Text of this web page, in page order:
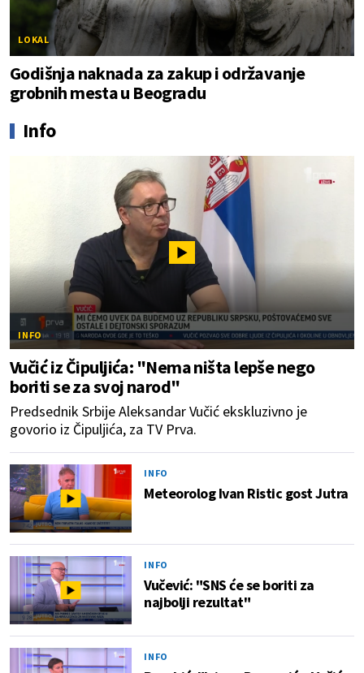
LOKAL
Godišnja naknada za zakup i održavanje
grobnih mesta u Beogradu
Info
INFO
Vučić iz Čipuljića: "Nema ništa lepše nego
boriti se za svoj narod"
Predsednik Srbije Aleksandar Vučić ekskluzivno je
govorio iz Čipuljića, za TV Prva.
INFO
Meteorolog Ivan Ristic gost Jutra
INFO
Vučević: "SNS će se boriti za
najbolji rezultat"
INFO